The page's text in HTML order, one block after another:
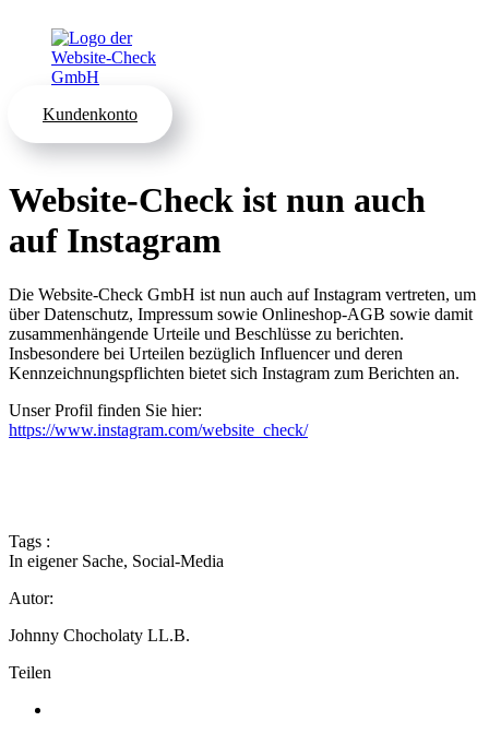
Kundenkonto
Website-Check ist nun auch
auf Instagram
Die Website-Check GmbH ist nun auch auf Instagram vertreten, um
über Datenschutz, Impressum sowie Onlineshop-AGB sowie damit
zusammenhängende Urteile und Beschlüsse zu berichten.
Insbesondere bei Urteilen bezüglich Influencer und deren
Kennzeichnungspflichten bietet sich Instagram zum Berichten an.
Unser Profil finden Sie hier:
https://www.instagram.com/website_check/
Tags :
In eigener Sache, Social-Media
Autor:
Johnny Chocholaty LL.B.
Teilen